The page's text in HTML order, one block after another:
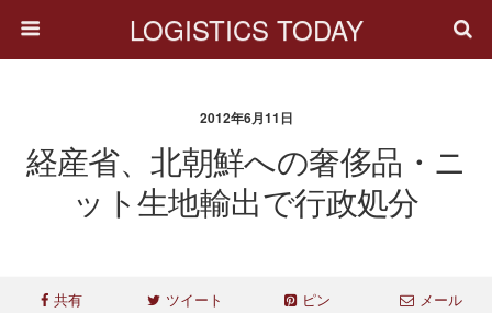
LOGISTICS TODAY
2012年6月11日
経産省、北朝鮮への奢侈品・ニ
ット生地輸出で行政処分
共有 ツイート ピン メール